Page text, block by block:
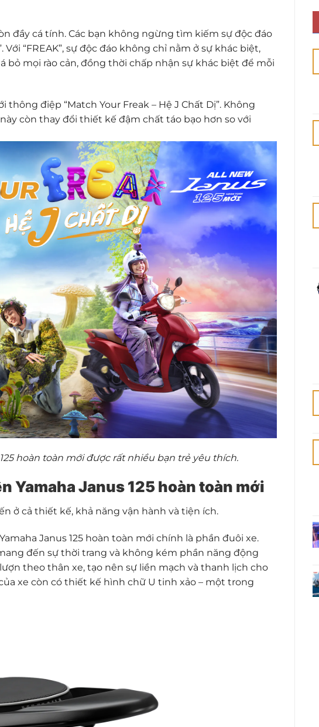
đầy cá tính. Các bạn không ngừng tìm kiếm sự độc đáo
“FREAK”, sự độc đáo không chỉ nằm ở sự khác biệt,
bỏ mọi rào cản, đồng thời chấp nhận sự khác biệt để mỗi
điệp “Match Your Freak – Hệ J Chất Dị”. Không
còn thay đổi thiết kế đậm chất táo bạo hơn so với
hoàn toàn mới được rất nhiều bạn trẻ yêu thích.
Yamaha Janus 125 hoàn toàn mới
ở cả thiết kế, khả năng vận hành và tiện ích.
Janus 125 hoàn toàn mới chính là phần đuôi xe.
đến sự thời trang và không kém phần năng động
theo thân xe, tạo nên sự liền mạch và thanh lịch cho
xe còn có thiết kế hình chữ U tinh xảo – một trong